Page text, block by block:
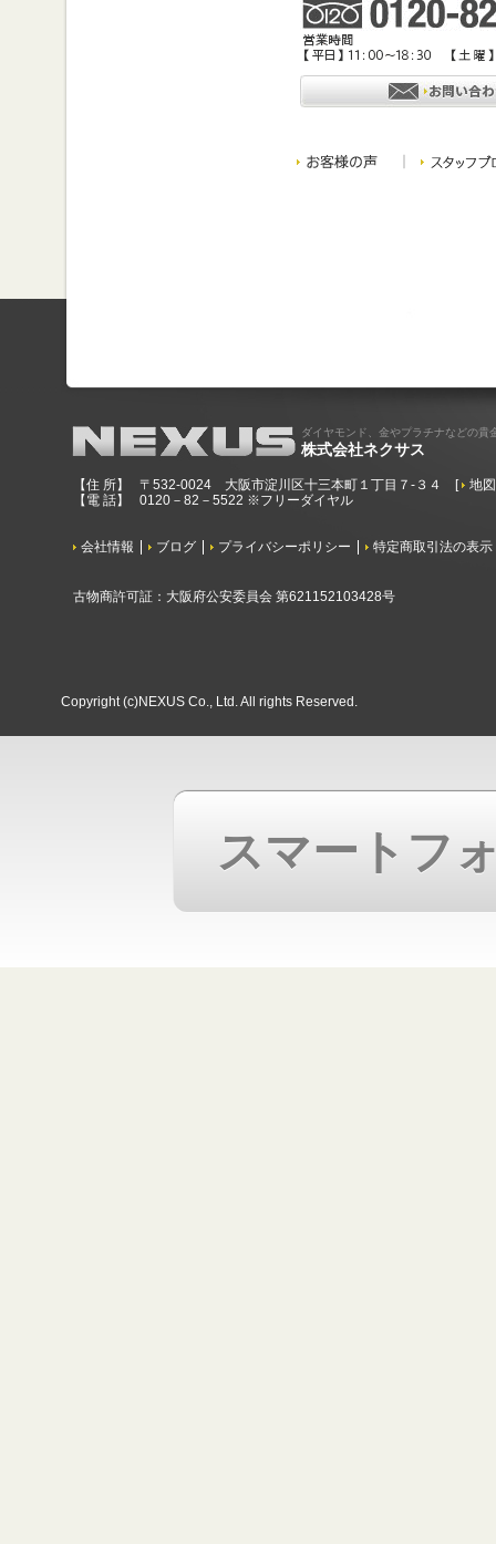
ダイヤモンド、金やプラチナなどの貴
株式会社ネクサス
【住 所】 〒532-0024 大阪市淀川区十三本町１丁目７-３４ [
地
【電 話】
0120－82－5522 ※フリーダイヤル
会社情報 ブログ プライバシーポリシー 特定商取引法の表示
古物商許可証：大阪府公安委員会 第621152103428号
Copyright (c)NEXUS Co., Ltd. All rights Reserved.
スマートフ